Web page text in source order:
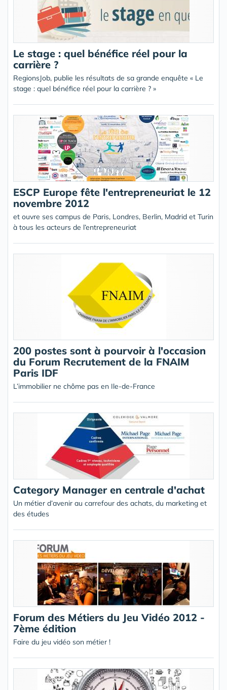
Le stage : quel bénéfice réel pour la
carrière ?
RegionsJob, publie les résultats de sa grande enquête « Le
stage : quel bénéfice réel pour la carrière ? »
ESCP Europe fête l'entrepreneuriat le 12
novembre 2012
et ouvre ses campus de Paris, Londres, Berlin, Madrid et Turin
à tous les acteurs de l’entrepreneuriat
200 postes sont à pourvoir à l'occasion
du Forum Recrutement de la FNAIM
Paris IDF
L’immobilier ne chôme pas en Ile-de-France
Category Manager en centrale d'achat
Un métier d’avenir au carrefour des achats, du marketing et
des études
Forum des Métiers du Jeu Vidéo 2012 -
7ème édition
Faire du jeu vidéo son métier !